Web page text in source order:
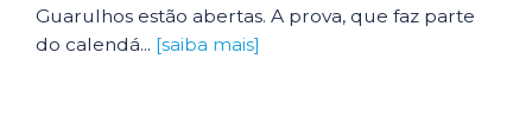
Guarulhos estão abertas. A prova, que faz parte
do calendá... [saiba mais]